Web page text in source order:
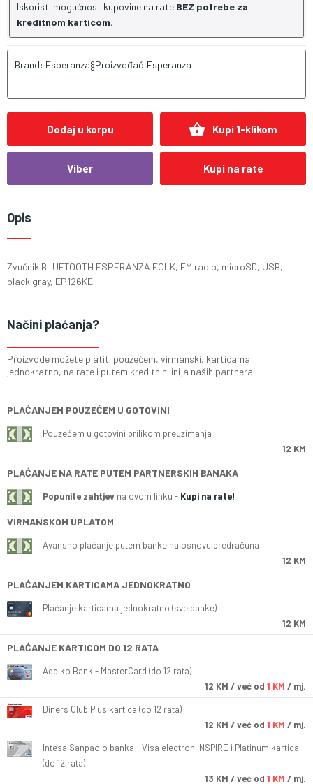
Iskoristi mogućnost kupovine na rate BEZ potrebe za
kreditnom karticom.
Brand: Esperanza§Proizvođač:Esperanza
Dodaj u korpu shopping_basket Kupi 1-klikom
Viber Kupi na rate
Opis
Zvučnik BLUETOOTH ESPERANZA FOLK, FM radio, microSD, USB,
black gray, EP126KE
Načini plaćanja?
Proizvode možete platiti pouzećem, virmanski, karticama
jednokratno, na rate i putem kreditnih linija naših partnera.
PLAĆANJEM POUZEĆEM U GOTOVINI
Pouzećem u gotovini prilikom preuzimanja
12 KM
PLAĆANJE NA RATE PUTEM PARTNERSKIH BANAKA
Popunite zahtjev na ovom linku - Kupi na rate!
VIRMANSKOM UPLATOM
Avansno plaćanje putem banke na osnovu predračuna
12 KM
PLAĆANJEM KARTICAMA JEDNOKRATNO
Plaćanje karticama jednokratno (sve banke)
12 KM
PLAĆANJE KARTICOM DO 12 RATA
Addiko Bank - MasterCard (do 12 rata)
12 KM / već od 1 KM / mj.
Diners Club Plus kartica (do 12 rata)
12 KM / već od 1 KM / mj.
Intesa Sanpaolo banka - Visa electron INSPIRE i Platinum kartica
(do 12 rata)
13 KM / već od 1 KM / mj.